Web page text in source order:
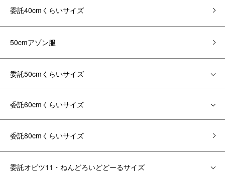
委託40cmくらいサイズ
50cmアゾン服
委託50cmくらいサイズ
委託60cmくらいサイズ
委託80cmくらいサイズ
委託オビツ11・ねんどろいどどーるサイズ